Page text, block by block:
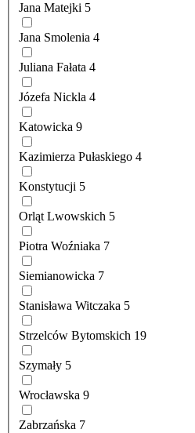
Jana Matejki 5
Jana Smolenia 4
Juliana Fałata 4
Józefa Nickla 4
Katowicka 9
Kazimierza Pułaskiego 4
Konstytucji 5
Orląt Lwowskich 5
Piotra Woźniaka 7
Siemianowicka 7
Stanisława Witczaka 5
Strzelców Bytomskich 19
Szymały 5
Wrocławska 9
Zabrzańska 7